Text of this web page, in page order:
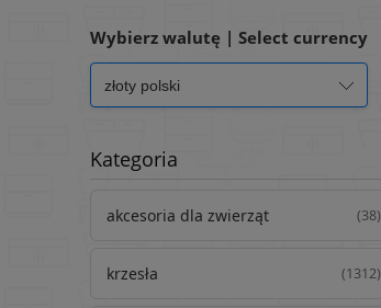
Wybierz walutę | Select currency
Kategoria
akcesoria dla zwierząt (38)
krzesła (1312)